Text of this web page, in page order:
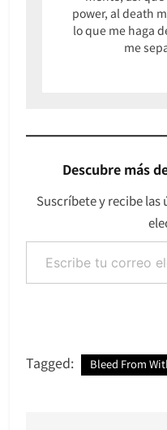
power, al death
lo que me haga
me
Descubre más
Suscríbete y recibe
Escribe tu correo electrónico…
Tagged: Bleed From